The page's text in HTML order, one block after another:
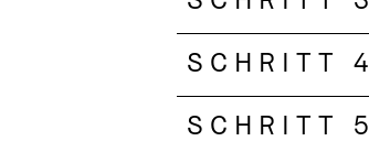
SCHRITT 4
SCHRITT 5